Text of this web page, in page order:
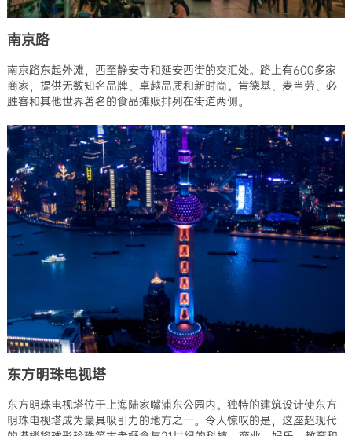
南京路
南京路东起外滩，西至静安寺和延安西街的交汇处。路上有600多家
商家，提供无数知名品牌、卓越品质和新时尚。肯德基、麦当劳、必
胜客和其他世界著名的食品摊贩排列在街道两侧。
东方明珠电视塔
东方明珠电视塔位于上海陆家嘴浦东公园内。独特的建筑设计使东方
明珠电视塔成为最具吸引力的地方之一。令人惊叹的是，这座超现代